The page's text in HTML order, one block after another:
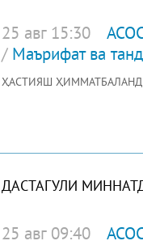
25 авг 15:30
/ Маърифат ва
ҲАСТИЯШ
ДАСТАГУЛИ
25 авг 09:40